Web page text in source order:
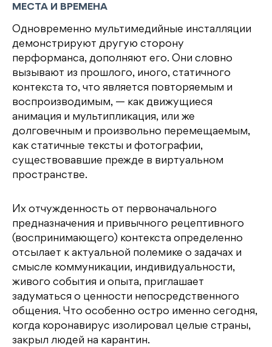
МЕСТА И ВРЕМЕНА
Одновременно мультимедийные инсталляции
демонстрируют другую сторону
перформанса, дополняют его. Они словно
вызывают из прошлого, иного, статичного
контекста то, что является повторяемым и
воспроизводимым, — как движущиеся
анимация и мультипликация, или же
долговечным и произвольно перемещаемым,
как статичные тексты и фотографии,
существовавшие прежде в виртуальном
пространстве.
Их отчужденность от первоначального
предназначения и привычного рецептивного
(воспринимающего) контекста определенно
отсылает к актуальной полемике о задачах и
смысле коммуникации, индивидуальности,
живого события и опыта, приглашает
задуматься о ценности непосредственного
общения. Что особенно остро именно сегодня,
когда коронавирус изолировал целые страны,
закрыл людей на карантин.